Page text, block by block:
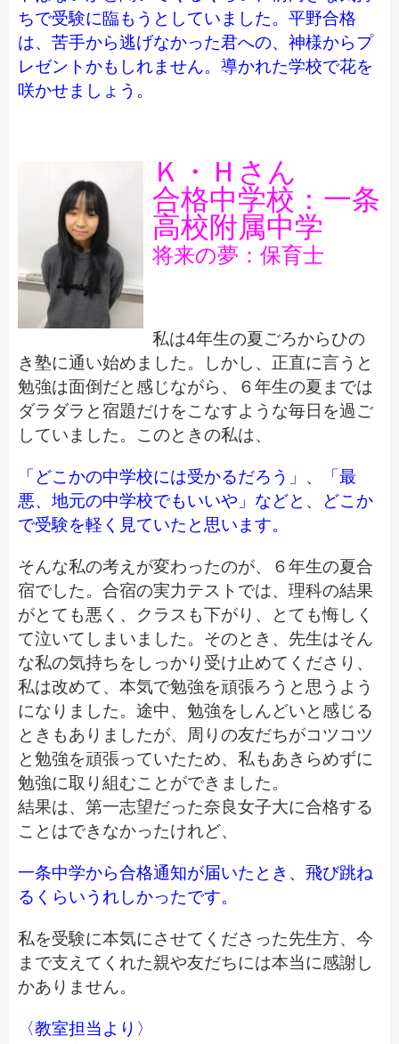
ちで受験に臨もうとしていました。平野合格
は、苦手から逃げなかった君への、神様からプ
レゼントかもしれません。導かれた学校で花を
咲かせましょう。
Ｋ・Ｈさん
合格中学校：一条
高校附属中学
将来の夢：保育士
私は4年生の夏ごろからひの
き塾に通い始めました。しかし、正直に言うと
勉強は面倒だと感じながら、６年生の夏までは
ダラダラと宿題だけをこなすような毎日を過ご
していました。このときの私は、
「どこかの中学校には受かるだろう」、「最
悪、地元の中学校でもいいや」などと、どこか
で受験を軽く見ていたと思います。
そんな私の考えが変わったのが、６年生の夏合
宿でした。合宿の実力テストでは、理科の結果
がとても悪く、クラスも下がり、とても悔しく
て泣いてしまいました。そのとき、先生はそん
な私の気持ちをしっかり受け止めてくださり、
私は改めて、本気で勉強を頑張ろうと思うよう
になりました。途中、勉強をしんどいと感じる
ときもありましたが、周りの友だちがコツコツ
と勉強を頑張っていたため、私もあきらめずに
勉強に取り組むことができました。
結果は、第一志望だった奈良女子大に合格する
ことはできなかったけれど、
一条中学から合格通知が届いたとき、飛び跳ね
るくらいうれしかったです。
私を受験に本気にさせてくださった先生方、今
まで支えてくれた親や友だちには本当に感謝し
かありません。
〈教室担当より〉